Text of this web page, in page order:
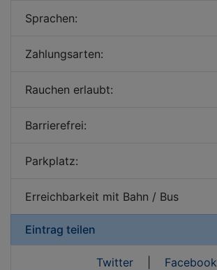
Sprachen:
Zahlungsarten:
Rauchen erlaubt:
Barrierefrei:
Parkplatz:
Erreichbarkeit mit Bahn / Bus
Eintrag teilen
Twitter| Facebook